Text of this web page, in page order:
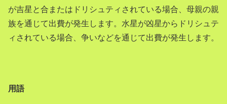
が吉星と合またはドリシュティされている場合、母親の親
族を通じて出費が発生します。水星が凶星からドリシュテ
ィされている場合、争いなどを通じて出費が発生します。
用語